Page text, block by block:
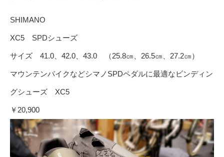
SHIMANO
XC5 SPDシューズ
サイズ 41.0、42.0、43.0 （25.8㎝、26.5㎝、27.2㎝）
マウンテンバイクなどシマノSPDペダルに最適なビンディン
グシューズ XC5
￥20,900